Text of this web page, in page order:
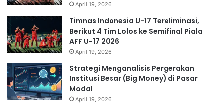
April 19, 2026
Timnas Indonesia U-17 Tereliminasi,
Berikut 4 Tim Lolos ke Semifinal Piala
AFF U-17 2026
April 19, 2026
Strategi Menganalisis Pergerakan
Institusi Besar (Big Money) di Pasar
Modal
April 19, 2026